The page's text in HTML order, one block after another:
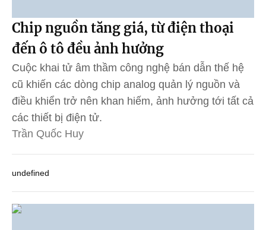
Chip nguồn tăng giá, từ điện thoại
đến ô tô đều ảnh hưởng
Cuộc khai tử âm thầm công nghệ bán dẫn thế hệ
cũ khiến các dòng chip analog quản lý nguồn và
điều khiển trở nên khan hiếm, ảnh hưởng tới tất cả
các thiết bị điện tử.
Trần Quốc Huy
undefined